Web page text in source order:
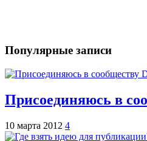
Популярные записи
Присоединяюсь в
10 марта 2012 4